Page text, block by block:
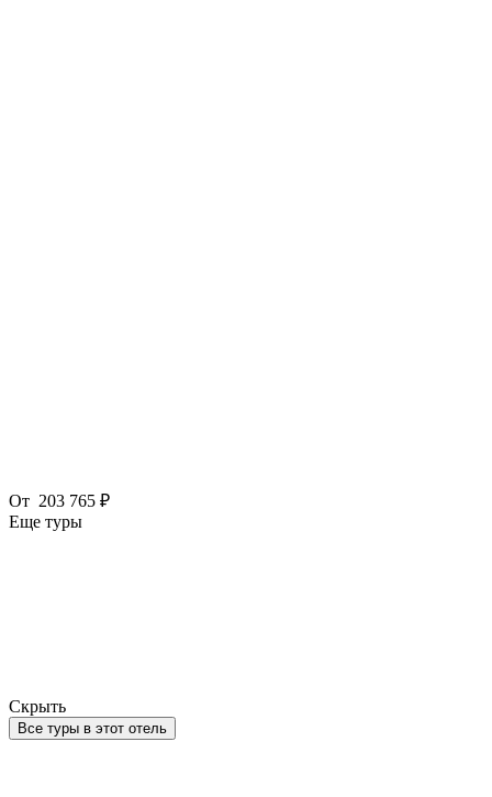
От 203 765 ₽
Еще туры
Скрыть
Все туры в этот отель